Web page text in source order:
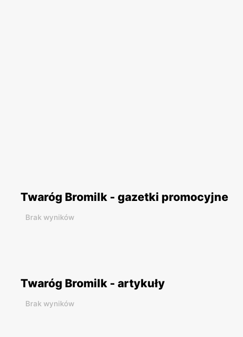
Twaróg Bromilk - gazetki promocyjne
Brak wyników
Twaróg Bromilk - artykuły
Brak wyników